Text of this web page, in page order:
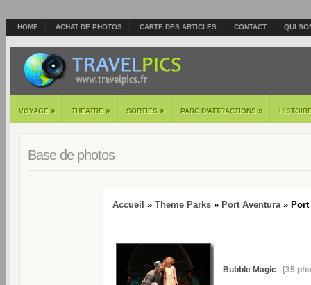
HOME ACHAT DE PHOTOS CARTE DES ARTICLES CONTACT QUI
VOYAGE » THEATRE » SORTIES » PARC D'ATTRACTIONS »
Base de photos
Accueil » Theme Parks» Port Aventura» Port
Bubble Magic[35